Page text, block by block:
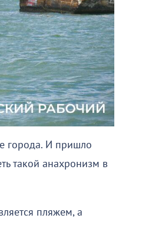
города. И пришло
такой анахронизм в
пляжем, а